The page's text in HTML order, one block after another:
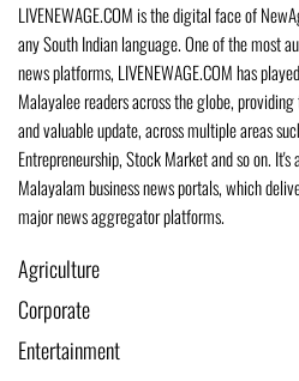
LIVENEWAGE.COM is the digital face of
any South Indian language. One of the most
news platforms, LIVENEWAGE.COM has
Malayalee readers across the globe,
and valuable update, across multiple areas
Entrepreneurship, Stock Market and so on.
Malayalam business news portals, which
major news aggregator platforms.
Agriculture
Corporate
Entertainment